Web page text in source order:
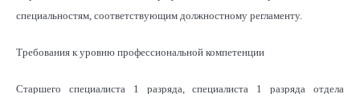
специальностям, соответствующим должностному регламенту.
Требования к уровню профессиональной компетенции
Старшего специалиста 1 разряда, специалиста 1 разряда отдела